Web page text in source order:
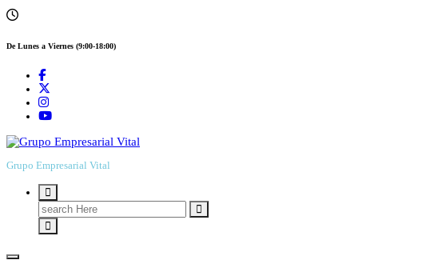
De Lunes a Viernes (9:00-18:00)
Grupo Empresarial Vital
Search
for: